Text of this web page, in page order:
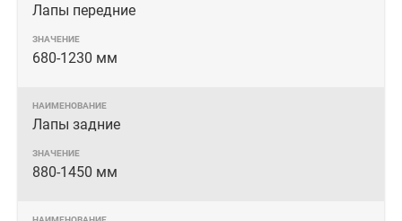
Лапы передние
680-1230 мм
Лапы задние
880-1450 мм